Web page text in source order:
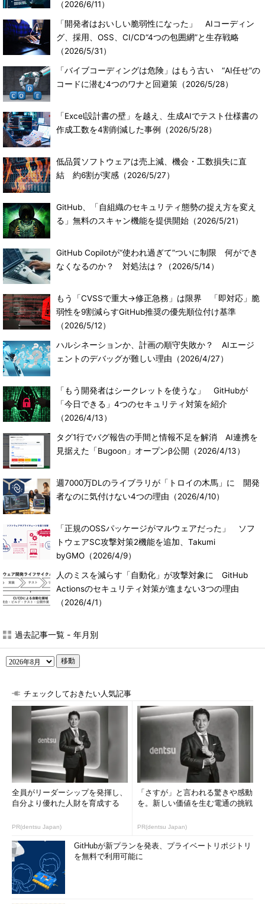
（2026/6/11）
「開発者はおいしい脆弱性になった」 AIコーディン
グ、採用、OSS、CI/CD“4つの包囲網”と生存戦略
（2026/5/31）
「バイブコーディングは危険」はもう古い “AI任せ”の
コードに潜む4つのワナと回避策 （2026/5/28）
「Excel設計書の壁」を越え、生成AIでテスト仕様書の
作成工数を4割削減した事例
（2026/5/28）
低品質ソフトウェアは売上減、機会・工数損失に直
結 約6割が実感 （2026/5/27）
GitHub、「自組織のセキュリティ態勢の捉え方を変え
る」無料のスキャン機能を提供開始 （2026/5/21）
GitHub Copilotが“使われ過ぎて”ついに制限 何ができ
なくなるのか？ 対処法は？
（2026/5/14）
もう「CVSSで重大→修正急務」は限界 「即対応」脆
弱性を9割減らすGitHub推奨の優先順位付け基準
（2026/5/12）
ハルシネーションか、計画の順守失敗か？ AIエージ
ェントのデバッグが難しい理由 （2026/4/27）
「もう開発者はシークレットを使うな」 GitHubが
「今日できる」4つのセキュリティ対策を紹介
（2026/4/13）
タグ1行でバグ報告の手間と情報不足を解消 AI連携を
見据えた「Bugoon」オープンβ公開
（2026/4/13）
週7000万DLのライブラリが「トロイの木馬」に 開発
者なのに気付けない4つの理由 （2026/4/10）
「正規のOSSパッケージがマルウェアだった」 ソフ
トウェアSC攻撃対策2機能を追加、Takumi
byGMO （2026/4/9）
人のミスを減らす「自動化」が攻撃対象に GitHub
Actionsのセキュリティ対策が進まない3つの理由
（2026/4/1）
過去記事一覧 - 年月別
移動
チェックしておきたい人気記事
全員がリーダーシップを発揮し、
自分より優れた人財を育成する
PR(dentsu Japan)
「さすが」と言われる驚きや感動
を。新しい価値を生む電通の挑戦
PR(dentsu Japan)
GitHubが新プランを発表、プライベートリポジトリ
を無料で利用可能に